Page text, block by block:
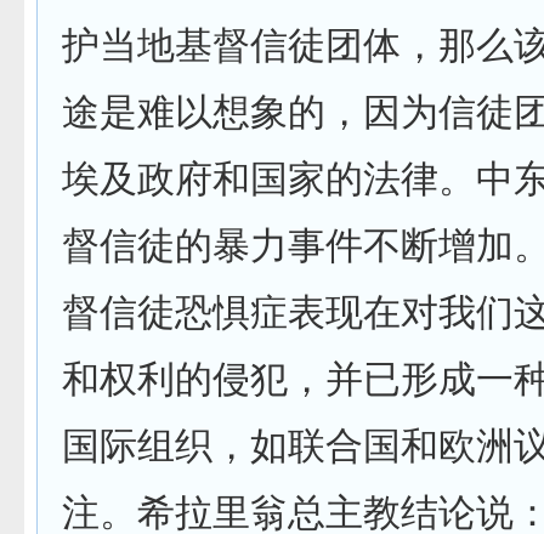
护当地基督信徒团体，那么
途是难以想象的，因为信徒
埃及政府和国家的法律。中
督信徒的暴力事件不断增加
督信徒恐惧症表现在对我们
和权利的侵犯，并已形成一
国际组织，如联合国和欧洲
注。希拉里翁总主教结论说